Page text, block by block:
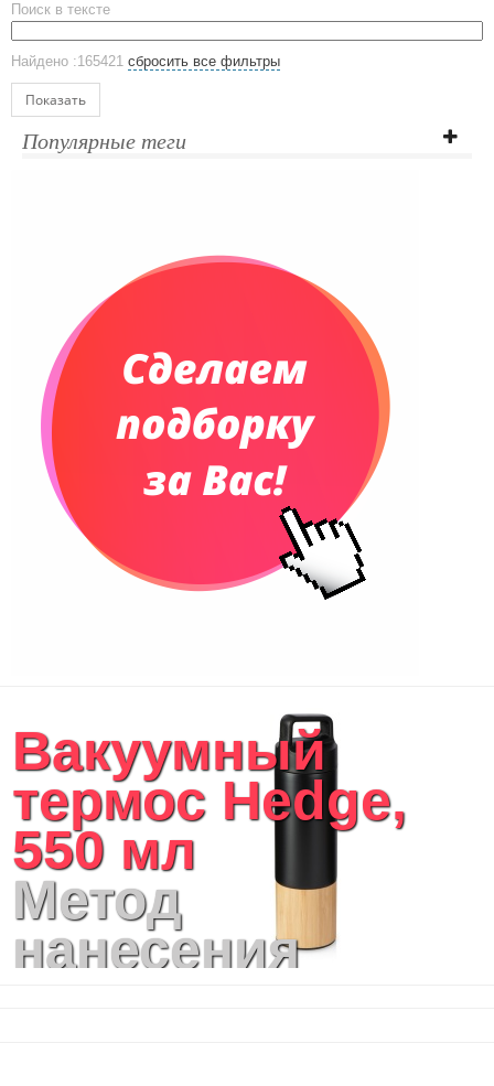
ЕВРОПОСУДА
Аксессуары
Ежедневники и блокноты
Датированные ежедневники
Планинги недатированные
Телефонные книжки
Сумки и Рюкзаки
Сумки для планшетов и ноутбуков
Рюкзаки
Конференц-сумки
Сумки для покупок промо
Несессеры и косметички
Сумки дорожные
Текстиль для ванной комнаты
Кухонные приспособления
Кухонный текстиль
Ножи разделочные доски
Фоторамки и фотоальбомы
Уход за обувью
Игрушки
Шкатулки
Декоративные подушки
Поиск в тексте
Найдено :165421 сбросить все фильтры
Показать
Популярные теги
Вакуумный
термос Hedge,
550 мл
Метод
нанесения